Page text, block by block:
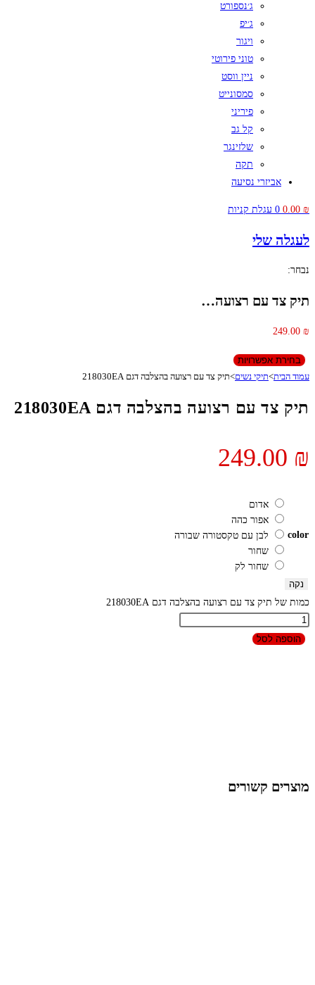
ג׳נספורט
ג׳יפ
ויגור
טוני פירוטי
ניין ווסט
סמסונייט
פיריני
קל גב
שלזינגר
תקה
אביזרי נסיעה
0.00 ₪
0 עגלת קניות
לעגלה שלי
נבחר:
תיק צד עם רצועה…
249.00 ₪
בחירת אפשרויות
עמוד הבית>תיקי נשים>תיק צד עם רצועה בהצלבה דגם 218030EA
תיק צד עם רצועה בהצלבה דגם 218030EA
249.00 ₪
color
אדום
אפור כהה
לבן עם טקסטורה שבורה
שחור
שחור לק
נקה
כמות של תיק צד עם רצועה בהצלבה דגם 218030EA
הוספה לסל
מוצרים קשורים